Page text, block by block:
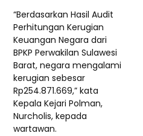
“Berdasarkan Hasil Audit
Perhitungan Kerugian
Keuangan Negara dari
BPKP Perwakilan Sulawesi
Barat, negara mengalami
kerugian sebesar
Rp254.871.669,” kata
Kepala Kejari Polman,
Nurcholis, kepada
wartawan.